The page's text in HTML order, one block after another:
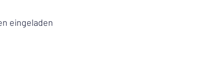
eingeladen